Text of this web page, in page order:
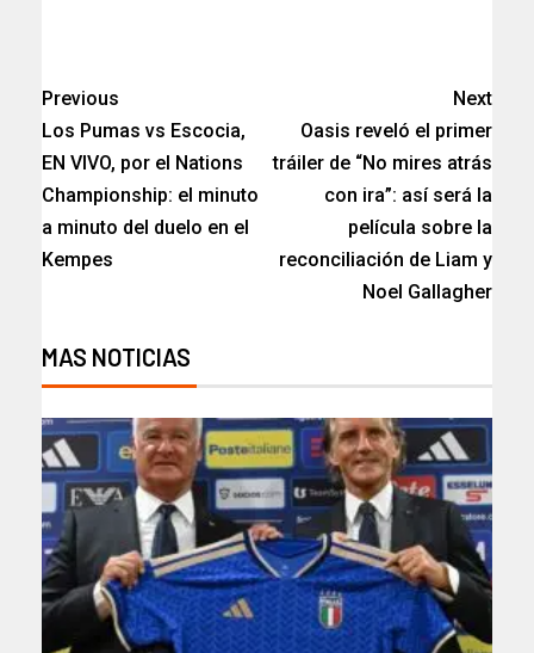
Previous
Los Pumas vs Escocia,
EN VIVO, por el Nations
Championship: el minuto
a minuto del duelo en el
Kempes
Next
Oasis reveló el primer
tráiler de “No mires atrás
con ira”: así será la
película sobre la
reconciliación de Liam y
Noel Gallagher
MAS NOTICIAS